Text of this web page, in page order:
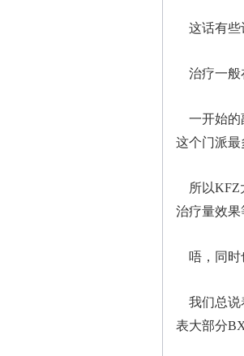
这话有些
治疗一般
一开始的
这个门派最
所以KFZ
治疗量效
唔，同时
我们总说
表大部分